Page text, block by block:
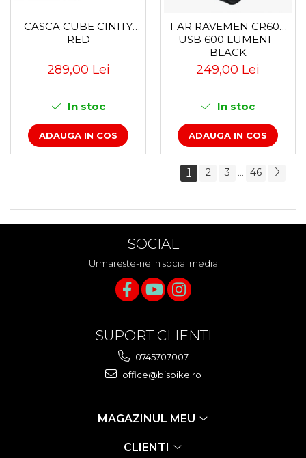
CASCA CUBE CINITY
RED
289,00 Lei
In stoc
ADAUGA IN COS
FAR RAVEMEN CR600
USB 600 LUMENI -
BLACK
249,00 Lei
In stoc
ADAUGA IN COS
1 2 3 46
SOCIAL
Urmareste-ne in social media
SUPORT CLIENTI
0745707007
office@bisbike.ro
MAGAZINUL MEU
CLIENTI